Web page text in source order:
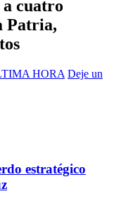
cuatro
Patria,
HORA Deje un
estratégico